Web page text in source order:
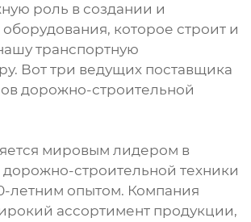
роль в создании и
которое строит и
транспортную
Вот три ведущих поставщика
дорожно-строительной
мировым лидером в
дорожно-строительной техники
летним опытом. Компания
ассортимент продукции,